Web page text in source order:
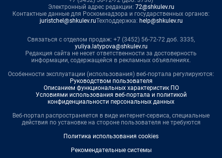
Электронный адрес редакции: 72@shkulev.ru
Контактные данные для Роскомнадзора и государственных органов:
juristchel@shkulev.ruТехподдержка: help@shkulev.ru
Связаться с отделом продаж: +7 (3452) 56-72-72 доб. 3335,
yuliya.latypova@shkulev.ru
Редакция сайта не несет ответственности за достоверность
информации, содержащейся в рекламных объявлениях.
Особенности эксплуатации (использования) веб-портала регулируются:
Руководством пользователя
Описанием функциональных характеристик ПО
Условиями использования веб-портала и политикой
конфиденциальности персональных данных
Веб-портал распространяется в виде интернет-сервиса, специальные
действия по установке на стороне пользователя не требуются
Политика использования cookies
Рекомендательные системы